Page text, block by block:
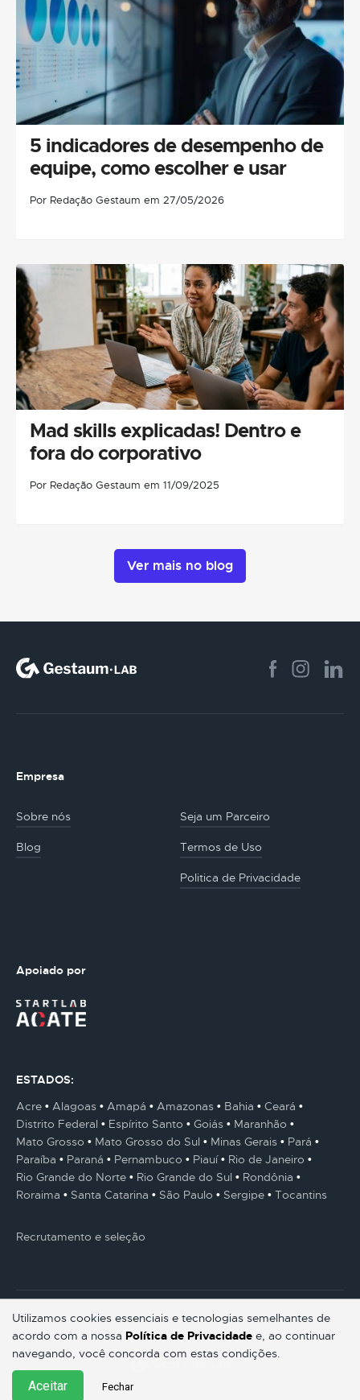
5 indicadores de desempenho de
equipe, como escolher e usar
Por Redação Gestaum em 27/05/2026
Mad skills explicadas! Dentro e
fora do corporativo
Por Redação Gestaum em 11/09/2025
Ver mais no blog
Utilizamos cookies essenciais e tecnologias semelhantes de
acordo com a nossa Política de Privacidade e, ao continuar
navegando, você concorda com estas condições.
Aceitar Fechar
Empresa
Sobre nós Seja um Parceiro
Blog Termos de Uso
Politica de Privacidade
Apoiado por
ESTADOS:
Acre
Alagoas Amapá Amazonas Bahia
Ceará
Distrito Federal
Espírito Santo Goiás
Maranhão
Mato Grosso
Mato Grosso do Sul Minas Gerais
Pará
Paraíba
Paraná Pernambuco Piauí
Rio de Janeiro
Rio Grande do Norte
Rio Grande do Sul
Rondônia
Roraima
Santa Catarina São Paulo Sergipe Tocantins
Recrutamento e seleção
© Gestaum Lab ® Todos os direitos reservados.